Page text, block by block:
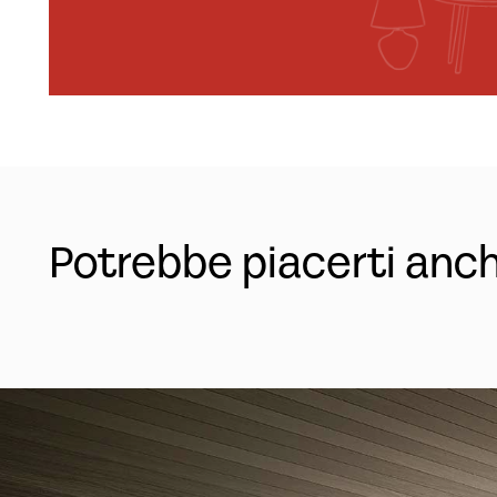
Potrebbe piacerti